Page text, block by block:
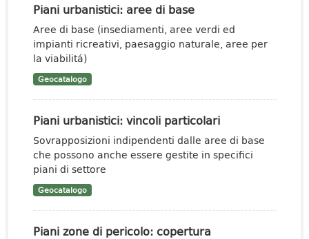
Piani urbanistici: aree di base
Aree di base (insediamenti, aree verdi ed
impianti ricreativi, paesaggio naturale, aree per
la viabilitá)
Geocatalogo
Piani urbanistici: vincoli particolari
Sovrapposizioni indipendenti dalle aree di base
che possono anche essere gestite in specifici
piani di settore
Geocatalogo
Piani zone di pericolo: copertura